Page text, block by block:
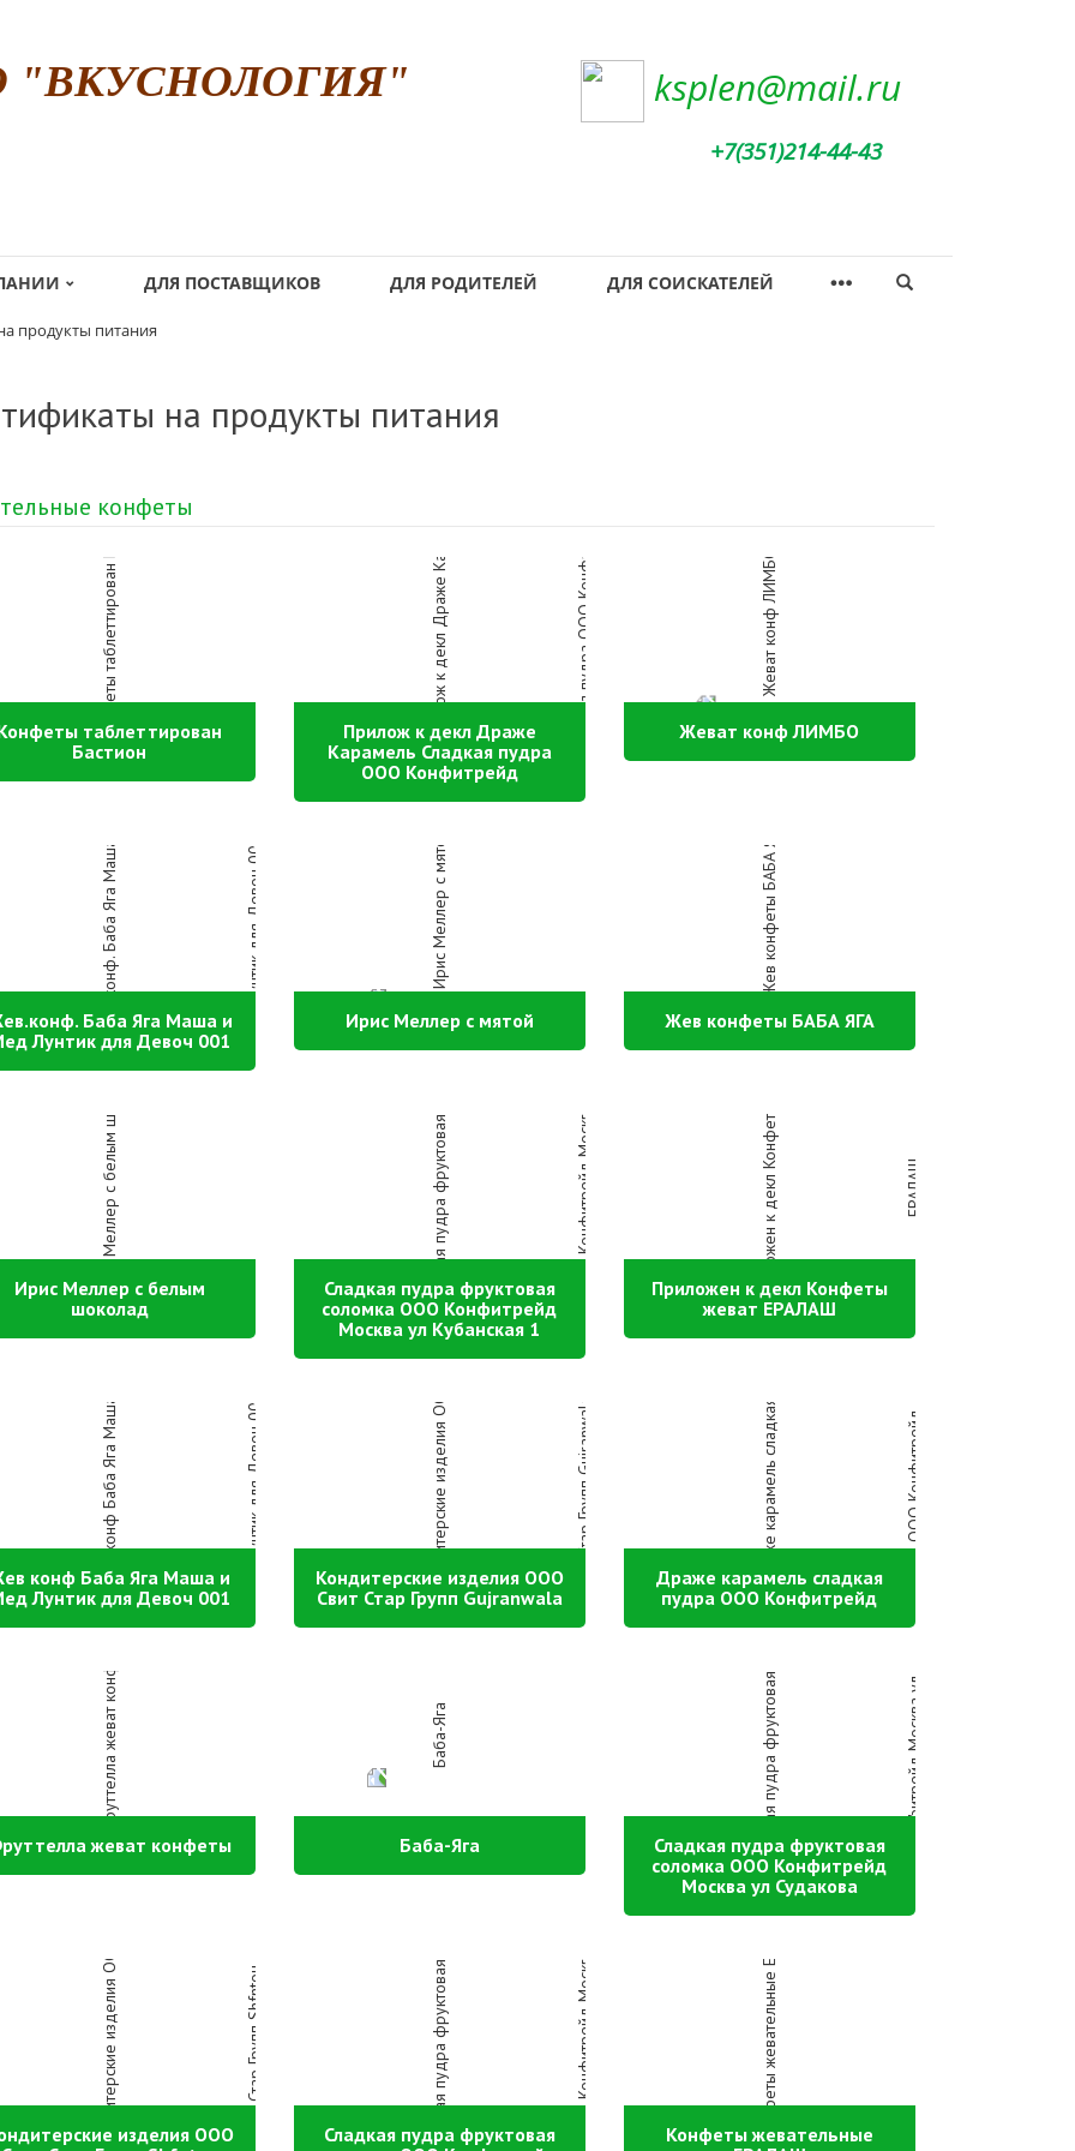
"ВКУСНОЛОГИЯ" ksplen@mail.ru
+7(351)214-44-43
ДЛЯ ПОСТАВЩИКОВ ДЛЯ РОДИТЕЛЕЙ ДЛЯ СОИСКАТЕЛЕЙ
продукты питания
на продукты питания
конфеты
таблеттирован
Бастион
Прилож к декл Драже
Карамель Сладкая пудра
ООО Конфитрейд
Жеват конф ЛИМБО
Баба Яга Маша и
Лунтик для Девоч 001
Ирис Меллер с мятой Жев конфеты БАБА ЯГА
Ирис Меллер с белым
шоколад
Сладкая пудра фруктовая
соломка ООО Конфитрейд
Москва ул Кубанская 1
Приложен к декл Конфеты
жеват ЕРАЛАШ
конф Баба Яга Маша и
Лунтик для Девоч 001
Кондитерские изделия ООО
Свит Стар Групп Gujranwala
Драже карамель сладкая
пудра ООО Конфитрейд
жеват конфеты Баба-Яга
Сладкая пудра фруктовая
соломка ООО Конфитрейд
Москва ул Судакова
изделия ООО
Сладкая пудра фруктовая
Конфеты жевательные